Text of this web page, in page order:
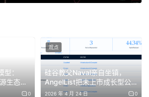
：
生态建
0
硅谷教父Naval亲自坐镇，
AngelList把未上市成长型公
司装进USVC基金
2026 年 4 月 24 日 0
观点